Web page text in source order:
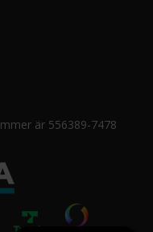
är 556389-7478